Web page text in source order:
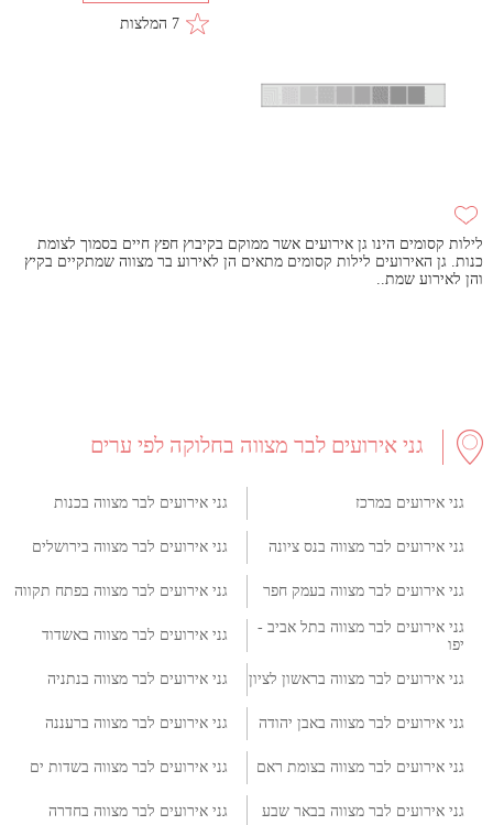
7 המלצות
לילות קסומים הינו גן אירועים אשר ממוקם בקיבוץ חפץ חיים בסמוך לצומת
כנות. גן האירועים לילות קסומים מתאים הן לאירוע בר מצווה שמתקיים בקיץ
והן לאירוע שמת..
גני אירועים לבר מצווה בחלוקה לפי ערים
גני אירועים במרכז גני אירועים לבר מצווה בכנות
גני אירועים לבר מצווה בנס ציונה גני אירועים לבר מצווה בירושלים
גני אירועים לבר מצווה בעמק חפר גני אירועים לבר מצווה בפתח תקווה
גני אירועים לבר מצווה בתל אביב -
יפו
גני אירועים לבר מצווה באשדוד
גני אירועים לבר מצווה בראשון לציון גני אירועים לבר מצווה בנתניה
גני אירועים לבר מצווה באבן יהודה גני אירועים לבר מצווה ברעננה
גני אירועים לבר מצווה בצומת ראם גני אירועים לבר מצווה בשדות ים
גני אירועים לבר מצווה בבאר שבע גני אירועים לבר מצווה בחדרה